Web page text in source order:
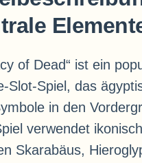
of Dead“ ist ein
Slot-Spiel, das
in den
verwendet
Skarabäus,